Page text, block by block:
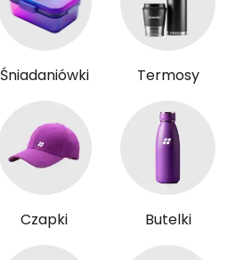
Śniadaniówki Termosy
Czapki Butelki